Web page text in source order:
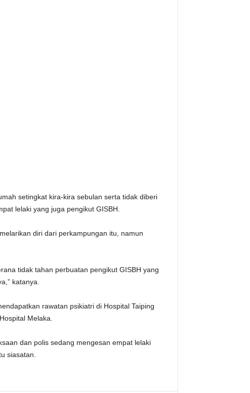
setingkat kira-kira sebulan serta tidak diberi
lelaki yang juga pengikut GISBH.
diri dari perkampungan itu, namun
tidak tahan perbuatan pengikut GISBH yang
katanya.
rawatan psikiatri di Hospital Taiping
Melaka.
dan polis sedang mengesan empat lelaki
siasatan.